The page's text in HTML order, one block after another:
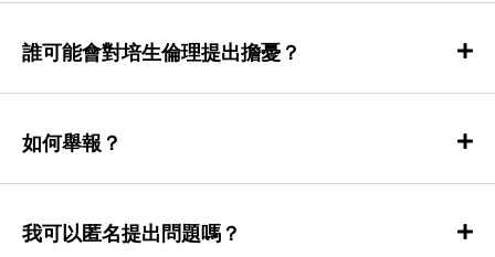
誰可能會對培生倫理提出擔憂？
如何舉報？
我可以匿名提出問題嗎？